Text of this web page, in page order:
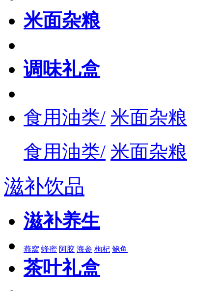
米面杂粮
调味礼盒
食用油类/ 米面杂粮
食用油类/ 米面杂粮
滋补饮品
滋补养生
燕窝 蜂蜜 阿胶 海参 枸杞 鲍鱼
茶叶礼盒